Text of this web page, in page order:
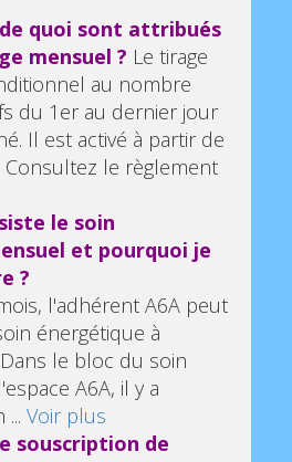
quoi sont attribués
mensuel ? Le tirage
au nombre
du 1er au dernier jour
Il est activé à partir de
Consultez le règlement
le soin
et pourquoi je
?
l'adhérent A6A peut
énergétique à
le bloc du soin
A6A, il y a
...Voir plus
souscription de